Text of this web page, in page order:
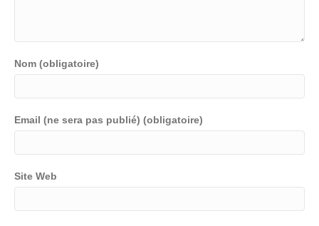
Nom (obligatoire)
Email (ne sera pas publié) (obligatoire)
Site Web